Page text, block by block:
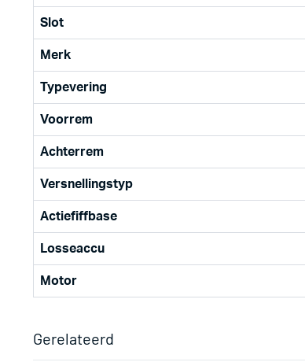
Slot
Merk
Typevering
Voorrem
Achterrem
Versnellingstyp
Actiefiffbase
Losseaccu
Motor
Gerelateerd